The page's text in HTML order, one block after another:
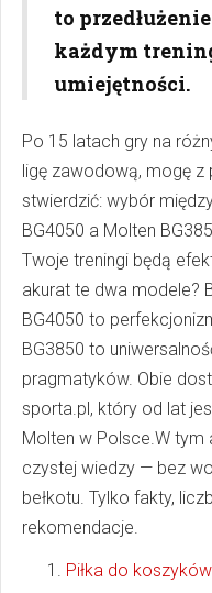
to
każdym
umiejętności.
Po 15 latach gry na
ligę zawodową, mogę z
stwierdzić: wybór
BG4050 a Molten
Twoje treningi będą
akurat te dwa modele?
BG4050 to
BG3850 to
pragmatyków. Obie
sporta.pl, który od lat
Molten w Polsce.W tym
czystej wiedzy — bez
bełkotu. Tylko fakty,
rekomendacje.
Piłka do